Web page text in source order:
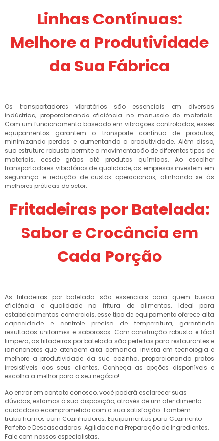
Linhas Contínuas:
Melhore a Produtividade
da Sua Fábrica
Os transportadores vibratórios são essenciais em diversas
indústrias, proporcionando eficiência no manuseio de materiais.
Com um funcionamento baseado em vibrações controladas, esses
equipamentos garantem o transporte contínuo de produtos,
minimizando perdas e aumentando a produtividade. Além disso,
sua estrutura robusta permite a movimentação de diferentes tipos de
materiais, desde grãos até produtos químicos. Ao escolher
transportadores vibratórios de qualidade, as empresas investem em
segurança e redução de custos operacionais, alinhando-se às
melhores práticas do setor.
Fritadeiras por Batelada:
Sabor e Crocância em
Cada Porção
As fritadeiras por batelada são essenciais para quem busca
eficiência e qualidade na fritura de alimentos. Ideal para
estabelecimentos comerciais, esse tipo de equipamento oferece alta
capacidade e controle preciso de temperatura, garantindo
resultados uniformes e saborosos. Com construção robusta e fácil
limpeza, as fritadeiras por batelada são perfeitas para restaurantes e
lanchonetes que atendem alta demanda. Invista em tecnologia e
melhore a produtividade da sua cozinha, proporcionando pratos
irresistíveis aos seus clientes. Conheça as opções disponíveis e
escolha a melhor para o seu negócio!
Ao entrar em contato conosco, você poderá esclarecer suas
dúvidas, estamos à sua disposição, através de um atendimento
cuidadoso e comprometido com a sua satisfação. Também
trabalhamos com Cozinhadores: Equipamentos para Cozimento
Perfeito e Descascadoras: Agilidade na Preparação de Ingredientes.
Fale com nossos especialistas.